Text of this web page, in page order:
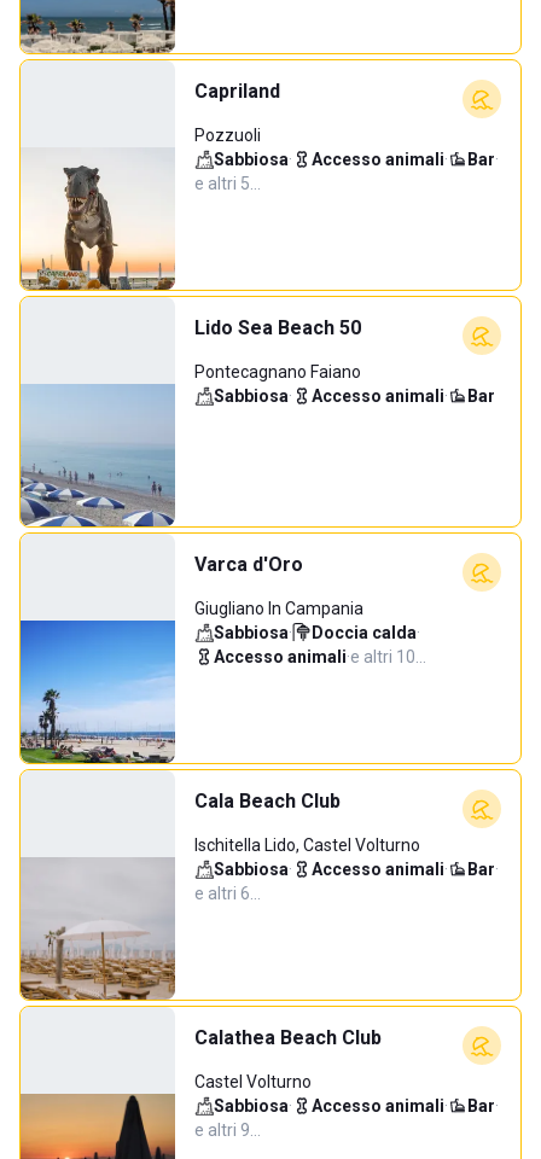
Capriland
Pozzuoli
Sabbiosa· Accesso animali· Bar·
e altri 5…
Lido Sea Beach 50
Pontecagnano Faiano
Sabbiosa· Accesso animali· Bar
Varca d'Oro
Giugliano In Campania
Sabbiosa· Doccia calda·
Accesso animali·e altri 10…
Cala Beach Club
Ischitella Lido, Castel Volturno
Sabbiosa· Accesso animali· Bar·
e altri 6…
Calathea Beach Club
Castel Volturno
Sabbiosa· Accesso animali· Bar·
e altri 9…